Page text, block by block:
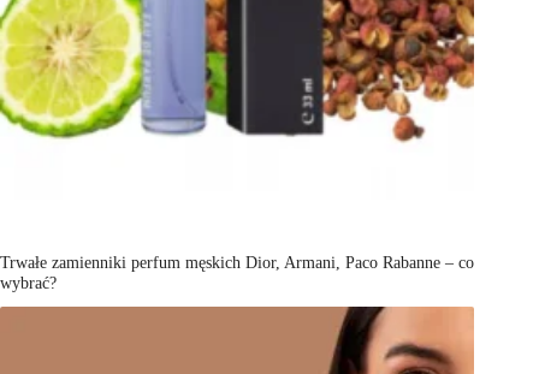
Trwałe zamienniki perfum męskich Dior, Armani, Paco Rabanne – co
wybrać?